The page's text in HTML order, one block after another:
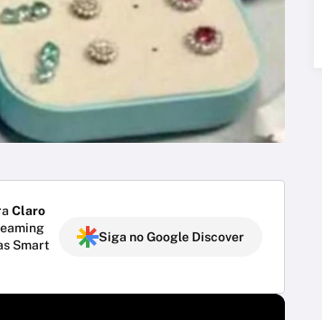
Claro
Smart
Siga no Google Discover